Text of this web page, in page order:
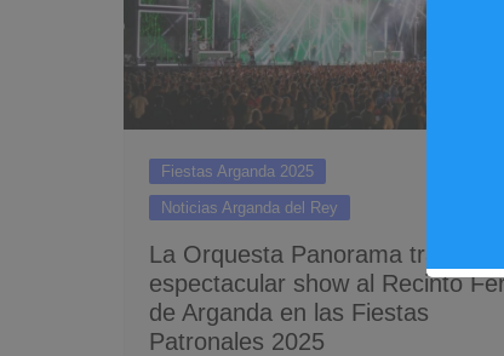
Fiestas Arganda 2025
Noticias Arganda del Rey
La Orquesta Panorama traerá su
espectacular show al Recinto
de Arganda en las Fiestas
Patronales 2025